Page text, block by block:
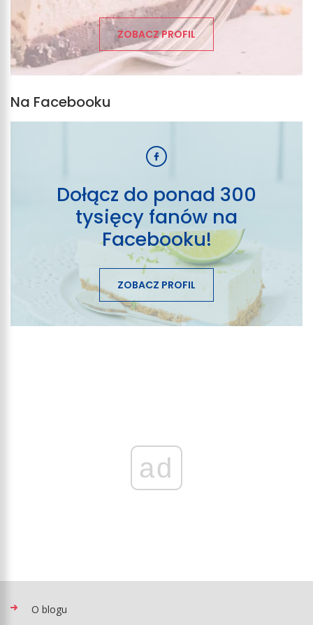
ZOBACZ PROFIL
Na Facebooku
Dołącz do ponad 300
tysięcy fanów na
Facebooku!
ZOBACZ PROFIL
ad
O blogu